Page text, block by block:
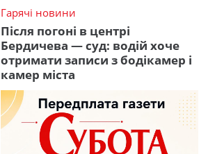
Гарячі новини
Після погоні в центрі
Бердичева — суд: водій хоче
отримати записи з бодікамер і
камер міста